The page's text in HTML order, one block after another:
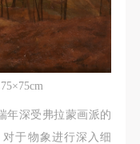
年深受弗拉蒙画派的
于物象进行深入细